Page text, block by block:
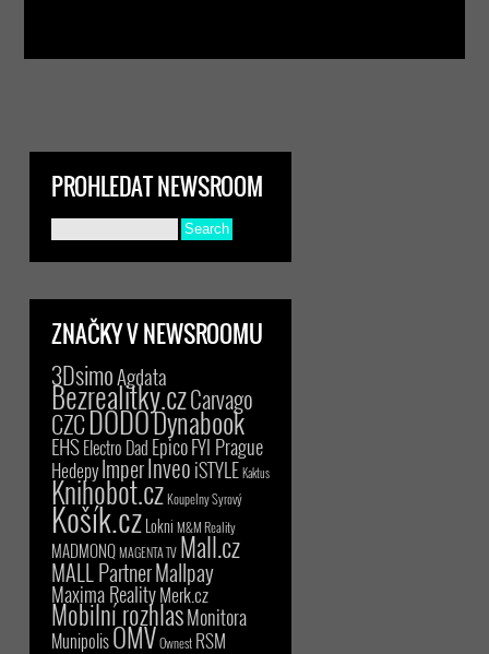
PROHLEDAT NEWSROOM
ZNAČKY V NEWSROOMU
3DsimoAgdata
Bezrealitky.czCarvago
CZCDODODynabook
EHSElectro Dad EpicoFYI Prague
HedepyImperInveoiSTYLE Kaktus
Knihobot.czKoupelny Syrový
Košík.czLokni M&M Reality
MADMONQMAGENTA TV Mall.cz
MALL PartnerMallpay
Maxima RealityMerk.cz
Mobilní rozhlasMonitora
MunipolisOMVOwnest RSM